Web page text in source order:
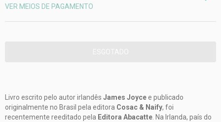
VER MEIOS DE PAGAMENTO
Livro escrito pelo autor irlandês James Joycee publicado
originalmente no Brasil pela editora Cosac & Naify, foi
recentemente reeditado pela Editora Abacatte . Na Irlanda, país do